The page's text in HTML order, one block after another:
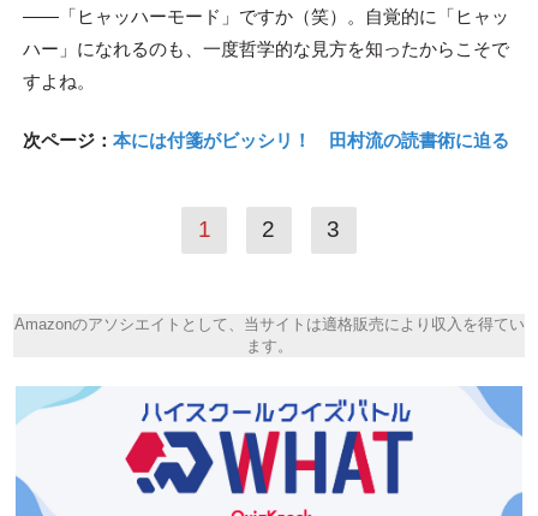
――「ヒャッハーモード」ですか（笑）。自覚的に「ヒャッ
ハー」になれるのも、一度哲学的な見方を知ったからこそで
すよね。
次ページ： 本には付箋がビッシリ！ 田村流の読書術に迫る
1 2 3
Amazonのアソシエイトとして、当サイトは適格販売により収入を得てい
ます。